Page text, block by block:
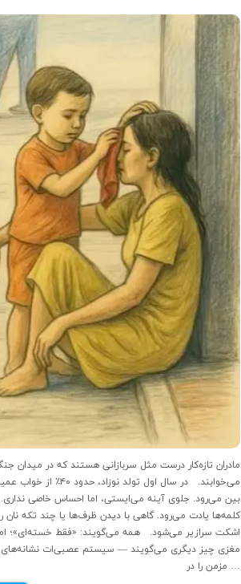
می‌خوابند. در سال اول تولد نوزاد، حدود
بین می‌رود. جلوی آینه می‌ایستی، اما احساس خاصی
کلمه‌ها یادت می‌رود. گاهی با دیدن ظرف‌ها یا چند تکه نان
اشکت سرازیر می‌شود. همه می‌گویند: «فقط خسته‌ای»؛
مغزی چیز دیگری می‌گویند — سیستم عصبی‌ات
مزمن را در …